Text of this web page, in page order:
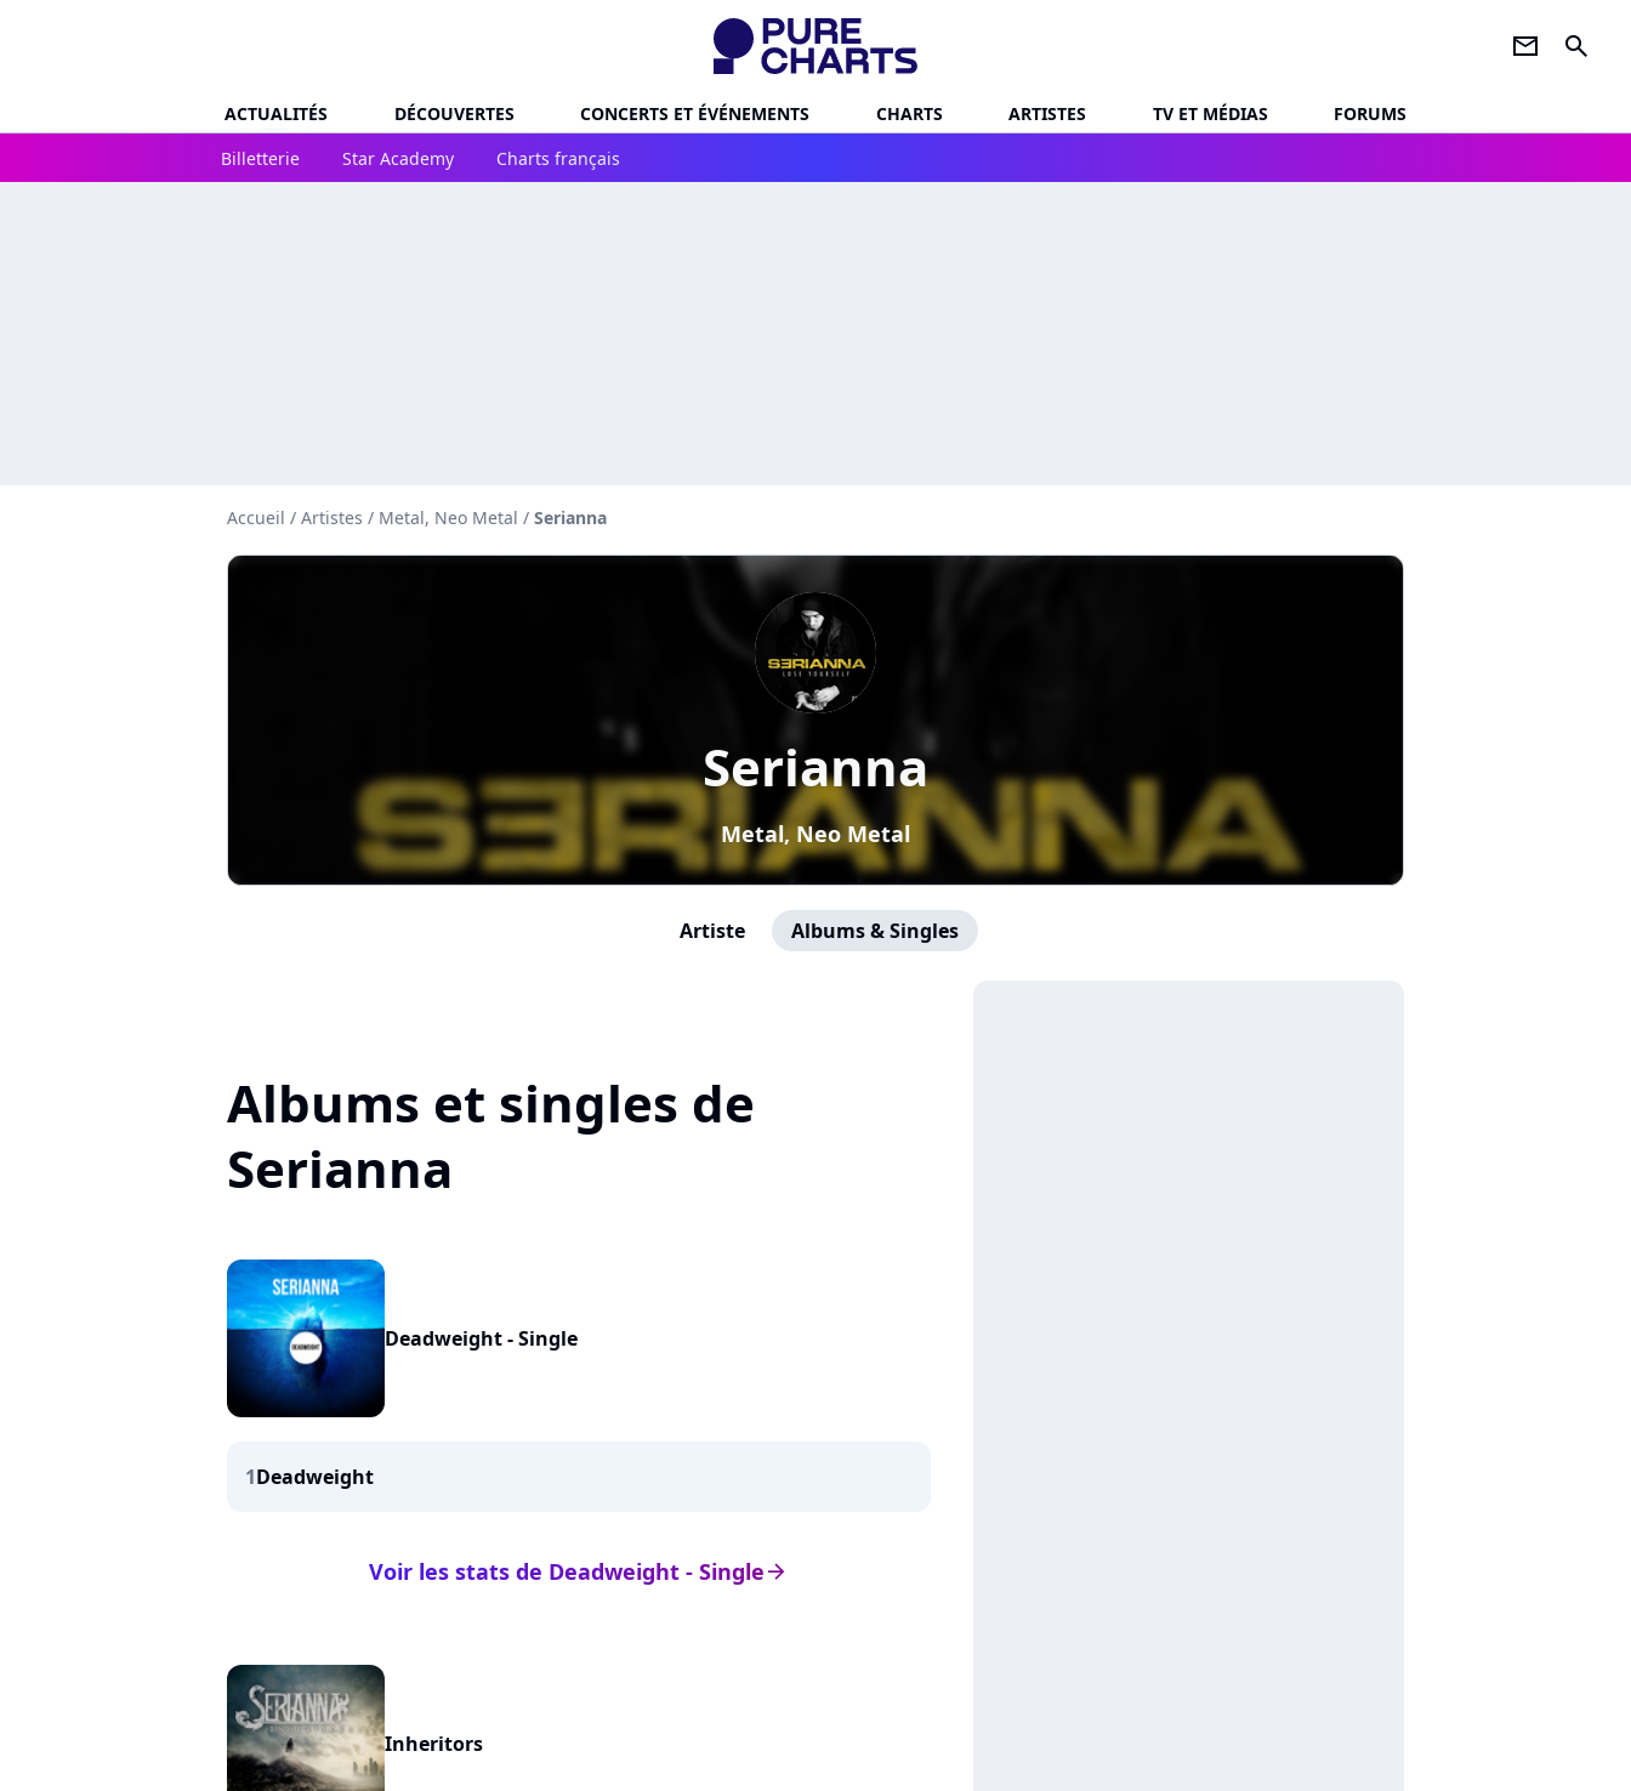
newsletter search
ACTUALITÉS DÉCOUVERTES CONCERTS ET ÉVÉNEMENTS CHARTS ARTISTES TV ET MÉDIAS
FORUMS
Billetterie
Star Academy Charts français
Accueil / Artistes / Metal, Neo Metal / Serianna
Serianna
Metal, Neo Metal
Artiste Albums & Singles
Albums et singles de
Serianna
Deadweight - Single
1Deadweight
arrow_right
Voir les stats de Deadweight - Single
Inheritors